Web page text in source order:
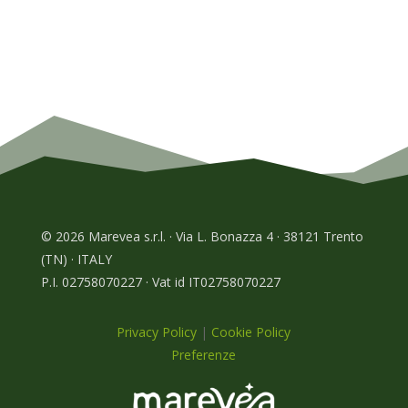
© 2026 Marevea s.r.l. · Via L. Bonazza 4 · 38121 Trento
(TN) · ITALY
P.I. 02758070227 · Vat id IT02758070227
Privacy Policy | Cookie Policy
Preferenze